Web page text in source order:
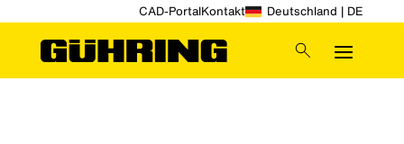
CAD-PortalKontakt Deutschland | DE